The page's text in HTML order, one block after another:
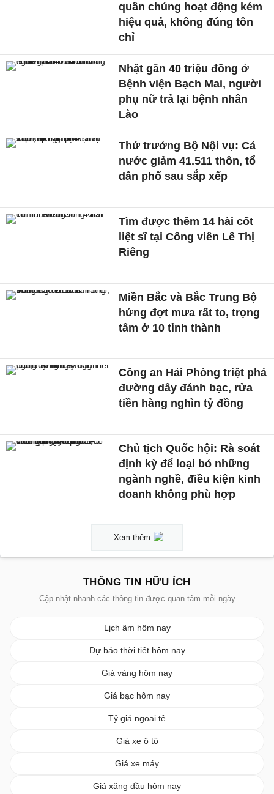
quần chúng hoạt động kém
hiệu quả, không đúng tôn
chỉ
Nhặt gần 40 triệu đồng ở
Bệnh viện Bạch Mai, người
phụ nữ trả lại bệnh nhân
Lào
Thứ trưởng Bộ Nội vụ: Cả
nước giảm 41.511 thôn, tổ
dân phố sau sắp xếp
Tìm được thêm 14 hài cốt
liệt sĩ tại Công viên Lê Thị
Riêng
Miền Bắc và Bắc Trung Bộ
hứng đợt mưa rất to, trọng
tâm ở 10 tỉnh thành
Công an Hải Phòng triệt phá
đường dây đánh bạc, rửa
tiền hàng nghìn tỷ đồng
Chủ tịch Quốc hội: Rà soát
định kỳ để loại bỏ những
ngành nghề, điều kiện kinh
doanh không phù hợp
Xem thêm
THÔNG TIN HỮU ÍCH
Cập nhật nhanh các thông tin được quan tâm mỗi ngày
Lịch âm hôm nay
Dự báo thời tiết hôm nay
Giá vàng hôm nay
Giá bạc hôm nay
Tỷ giá ngoại tệ
Giá xe ô tô
Giá xe máy
Giá xăng dầu hôm nay